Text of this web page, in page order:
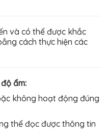
và có thể được khắc
cách thực hiện các
ẩm:
không hoạt động đúng
thể đọc được thông tin